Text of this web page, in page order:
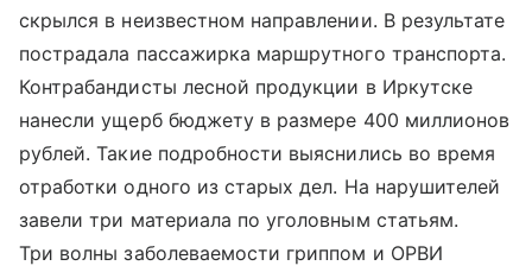
скрылся в неизвестном направлении. В результате
пострадала пассажирка маршрутного транспорта.
Контрабандисты лесной продукции в Иркутске
нанесли ущерб бюджету в размере 400 миллионов
рублей. Такие подробности выяснились во время
отработки одного из старых дел. На нарушителей
завели три материала по уголовным статьям.
Три волны заболеваемости гриппом и ОРВИ